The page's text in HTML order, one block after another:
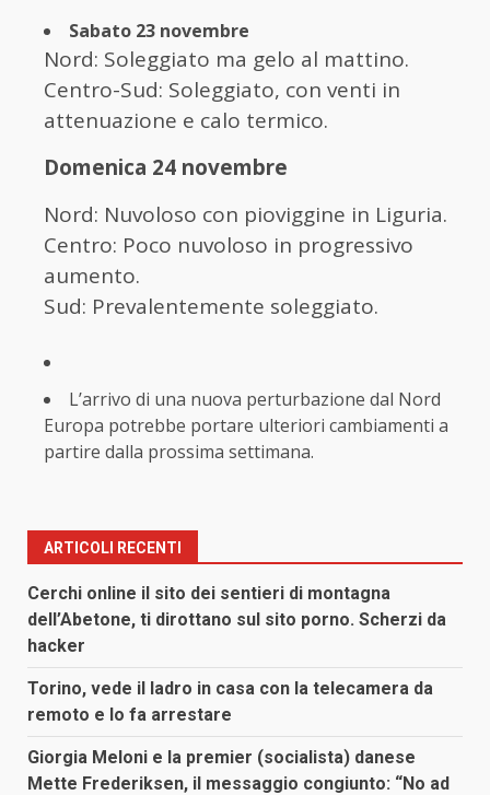
Sabato 23 novembre
Nord: Soleggiato ma gelo al mattino.
Centro-Sud: Soleggiato, con venti in
attenuazione e calo termico.
Domenica 24 novembre
Nord: Nuvoloso con pioviggine in Liguria.
Centro: Poco nuvoloso in progressivo
aumento.
Sud: Prevalentemente soleggiato.
L’arrivo di una nuova perturbazione dal Nord
Europa potrebbe portare ulteriori cambiamenti a
partire dalla prossima settimana.
ARTICOLI RECENTI
Cerchi online il sito dei sentieri di montagna
dell’Abetone, ti dirottano sul sito porno. Scherzi da
hacker
Torino, vede il ladro in casa con la telecamera da
remoto e lo fa arrestare
Giorgia Meloni e la premier (socialista) danese
Mette Frederiksen, il messaggio congiunto: “No ad